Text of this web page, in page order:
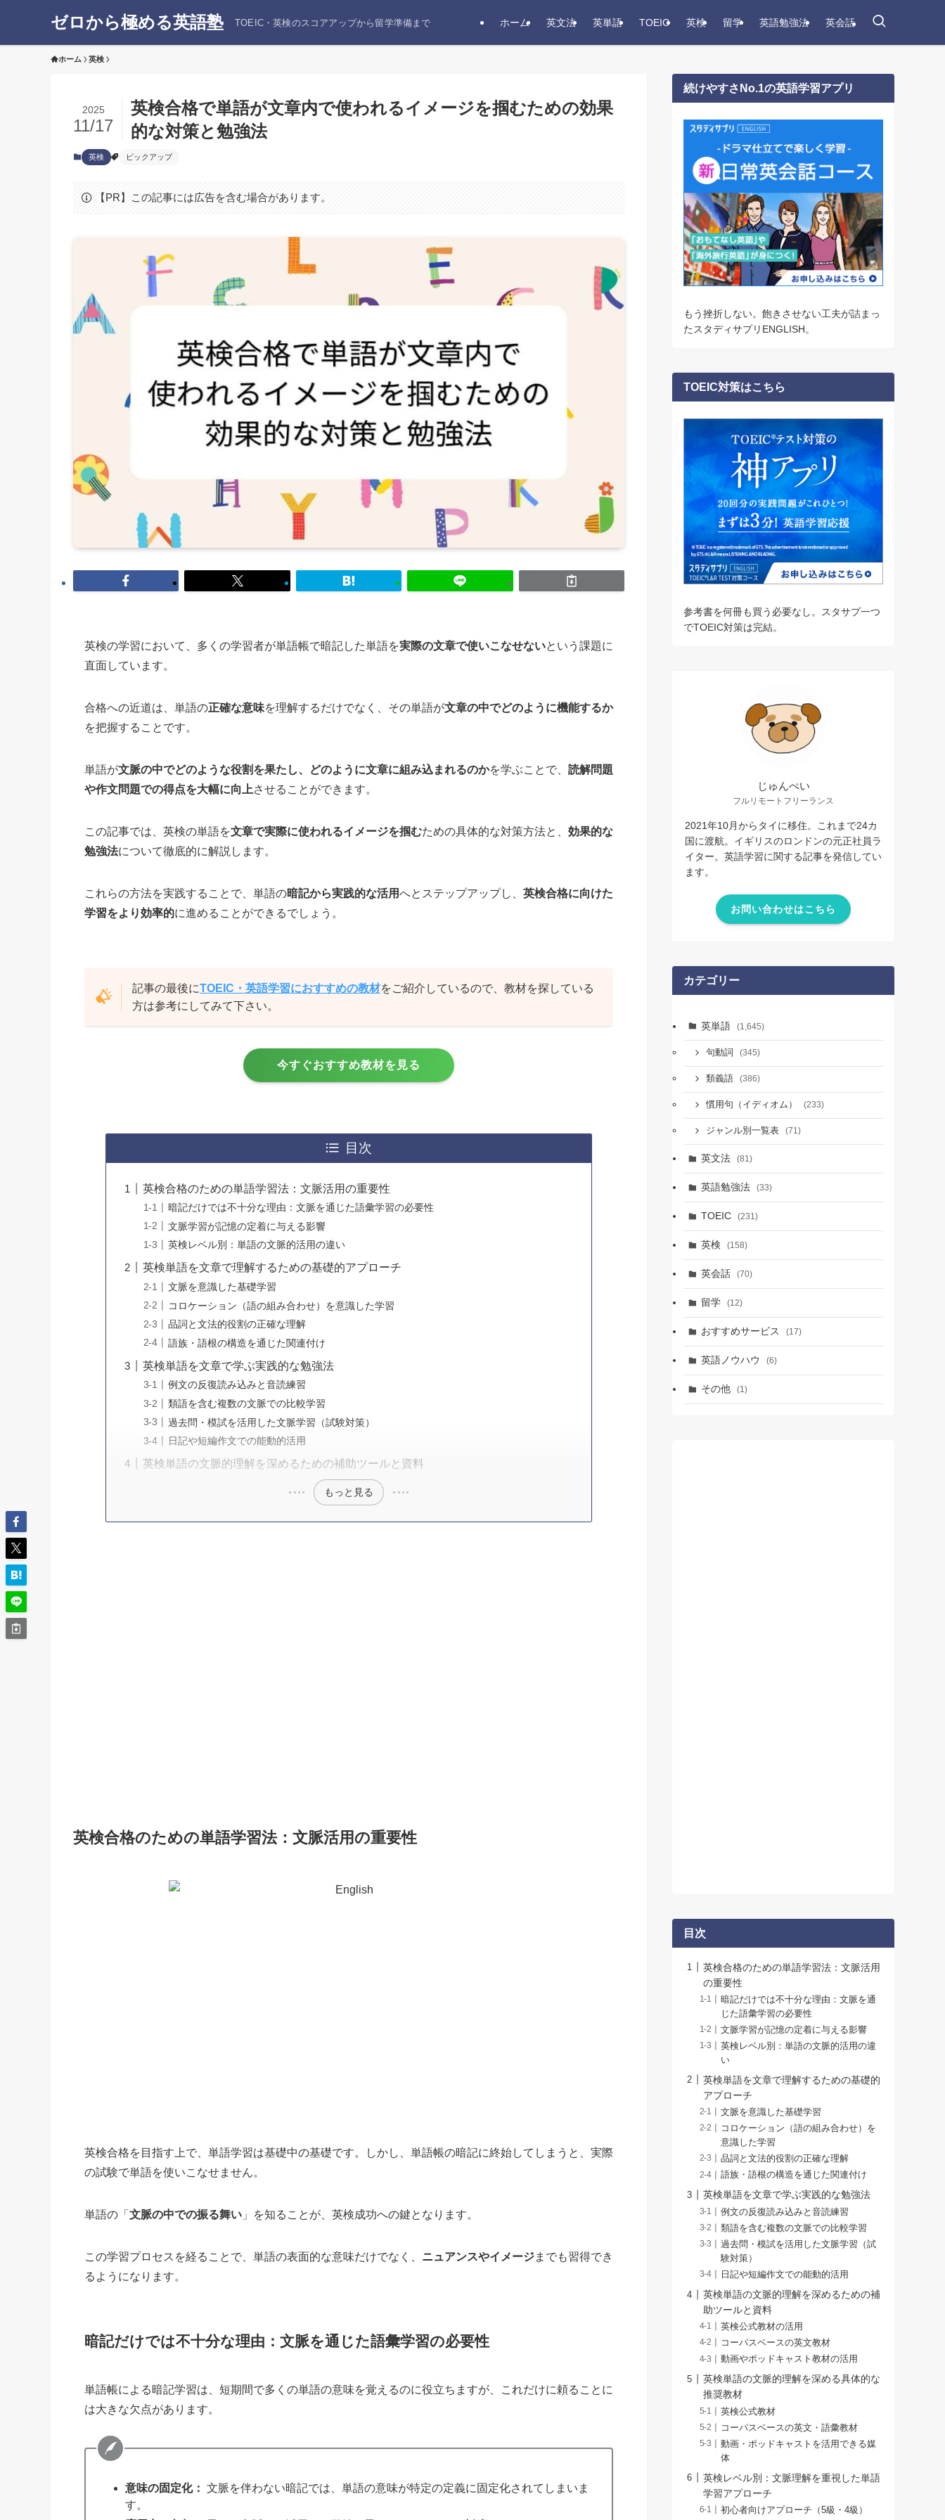
ゼロから極める英語塾 TOEIC・英検のスコアアップから留学準備まで ホーム 英文法 英単語 TOEIC 英検 留学 英語勉強法 英会話
ホーム 英検
英検合格で単語が文章内で使われるイメージを掴むための効果
的な対策と勉強法
2025
11/17
英検 ピックアップ
【PR】この記事には広告を含む場合があります。
英検の学習において、多くの学習者が単語帳で暗記した単語を実際の文章で使いこなせないという課題に
直面しています。
合格への近道は、単語の正確な意味を理解するだけでなく、その単語が文章の中でどのように機能するか
を把握することです。
単語が文脈の中でどのような役割を果たし、どのように文章に組み込まれるのかを学ぶことで、 読解問題
や作文問題での得点を大幅に向上させることができます。
この記事では、英検の単語を文章で実際に使われるイメージを掴むための具体的な対策方法と、 効果的な
勉強法について徹底的に解説します。
これらの方法を実践することで、単語の暗記から実践的な活用へとステップアップし、 英検合格に向けた
学習をより効率的に進めることができるでしょう。
記事の最後にTOEIC・英語学習におすすめの教材をご紹介しているので、教材を探している
方は参考にしてみて下さい。
今すぐおすすめ教材を見る
目次
英検合格のための単語学習法：文脈活用の重要性
暗記だけでは不十分な理由：文脈を通じた語彙学習の必要性
文脈学習が記憶の定着に与える影響
英検レベル別：単語の文脈的活用の違い
英検単語を文章で理解するための基礎的アプローチ
文脈を意識した基礎学習
コロケーション（語の組み合わせ）を意識した学習
品詞と文法的役割の正確な理解
語族・語根の構造を通じた関連付け
英検単語を文章で学ぶ実践的な勉強法
例文の反復読み込みと音読練習
類語を含む複数の文脈での比較学習
過去問・模試を活用した文脈学習（試験対策）
日記や短編作文での能動的活用
英検単語の文脈的理解を深めるための補助ツールと資料
もっと見る
英検合格のための単語学習法：文脈活用の重要性
英検合格を目指す上で、単語学習は基礎中の基礎です。しかし、単語帳の暗記に終始してしまうと、実際
の試験で単語を使いこなせません。
単語の「 文脈の中での振る舞い 」を知ることが、英検成功への鍵となります。
この学習プロセスを経ることで、単語の表面的な意味だけでなく、 ニュアンスやイメージまでも習得でき
るようになります。
暗記だけでは不十分な理由：文脈を通じた語彙学習の必要性
単語帳による暗記学習は、短期間で多くの単語の意味を覚えるのに役立ちますが、これだけに頼ることに
は大きな欠点があります。
意味の固定化： 文脈を伴わない暗記では、単語の意味が特定の定義に固定化されてしまいま
す。
続けやすさNo.1の英語学習アプリ
もう挫折しない。飽きさせない工夫が詰まっ
たスタディサプリENGLISH。
TOEIC対策はこちら
参考書を何冊も買う必要なし。スタサプ一つ
でTOEIC対策は完結。
じゅんぺい
フルリモートフリーランス
2021年10月からタイに移住。これまで24カ
国に渡航。イギリスのロンドンの元正社員ラ
イター。英語学習に関する記事を発信してい
ます。
お問い合わせはこちら
カテゴリー
英単語 (1,645)
句動詞 (345)
類義語 (386)
慣用句（イディオム） (233)
ジャンル別一覧表 (71)
英文法 (81)
英語勉強法 (33)
TOEIC (231)
英検 (158)
英会話 (70)
留学 (12)
おすすめサービス (17)
英語ノウハウ (6)
その他 (1)
目次
英検合格のための単語学習法：文脈活用
の重要性
暗記だけでは不十分な理由：文脈を通
じた語彙学習の必要性
文脈学習が記憶の定着に与える影響
英検レベル別：単語の文脈的活用の違
い
英検単語を文章で理解するための基礎的
アプローチ
文脈を意識した基礎学習
コロケーション（語の組み合わせ）を
意識した学習
品詞と文法的役割の正確な理解
語族・語根の構造を通じた関連付け
英検単語を文章で学ぶ実践的な勉強法
例文の反復読み込みと音読練習
類語を含む複数の文脈での比較学習
過去問・模試を活用した文脈学習（試
験対策）
日記や短編作文での能動的活用
英検単語の文脈的理解を深めるための補
助ツールと資料
英検公式教材の活用
コーパスベースの英文教材
動画やポッドキャスト教材の活用
英検単語の文脈的理解を深める具体的な
推奨教材
英検公式教材
コーパスベースの英文・語彙教材
動画・ポッドキャストを活用できる媒
体
英検レベル別：文脈理解を重視した単語
学習アプローチ
初心者向けアプローチ（5級・4級）